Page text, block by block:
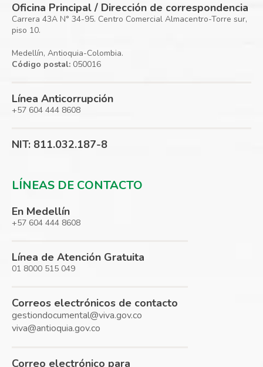
Oficina Principal / Dirección de correspondencia
Carrera 43A N° 34-95. Centro Comercial Almacentro-Torre sur,
piso 10.
Medellín, Antioquia-Colombia.
Código postal: 050016
Línea Anticorrupción
+57 604 444 8608
NIT: 811.032.187-8
LÍNEAS DE CONTACTO
En Medellín
+57 604 444 8608
Línea de Atención Gratuita
01 8000 515 049
Correos electrónicos de contacto
gestiondocumental@viva.gov.co
viva@antioquia.gov.co
Correo electrónico para